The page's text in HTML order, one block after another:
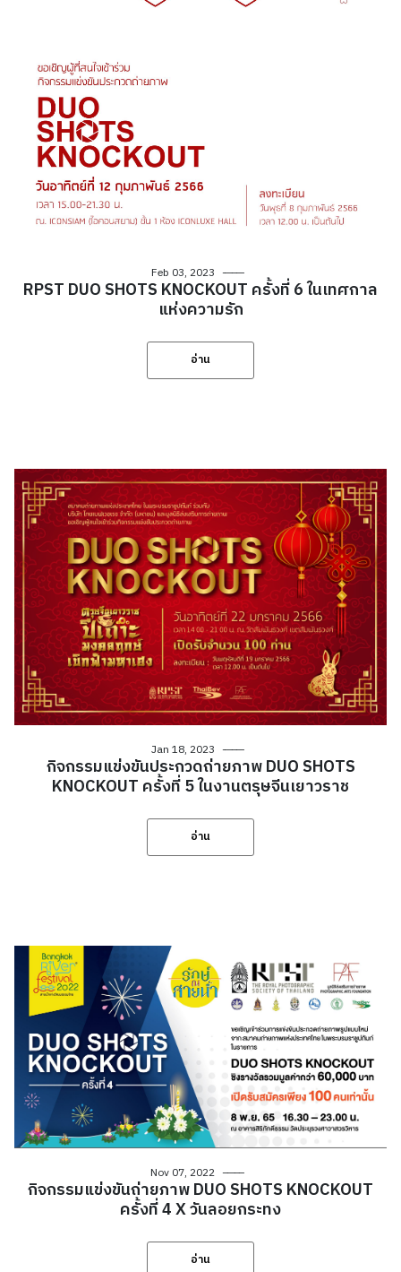
Feb 03, 2023
RPST DUO SHOTS KNOCKOUT ครั้งที่ 6 ในเทศกาล
แห่งความรัก
อ่าน
Jan 18, 2023
กิจกรรมแข่งขันประกวดถ่ายภาพ DUO SHOTS
KNOCKOUT ครั้งที่ 5 ในงานตรุษจีนเยาวราช
อ่าน
Nov 07, 2022
กิจกรรมแข่งขันถ่ายภาพ DUO SHOTS KNOCKOUT
ครั้งที่ 4 X วันลอยกระทง
อ่าน